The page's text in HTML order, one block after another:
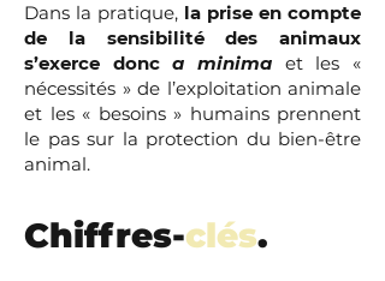
Dans la pratique, la prise en compte
de la sensibilité des animaux
s’exerce donca minima et les «
nécessités » de l’exploitation animale
et les « besoins » humains prennent
le pas sur la protection du bien-être
animal.
Chiffres-clés.